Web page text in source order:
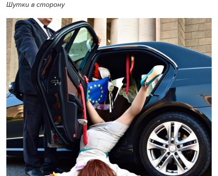
Шутки в сторону